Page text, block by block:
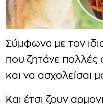
Σύμφωνα με τον
που ζητάνε πολλές
και να ασχολείσαι
Και έτσι ζουν